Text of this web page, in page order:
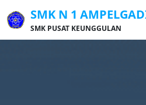
SMK N 1
SMK PUSAT KEUNGGULAN